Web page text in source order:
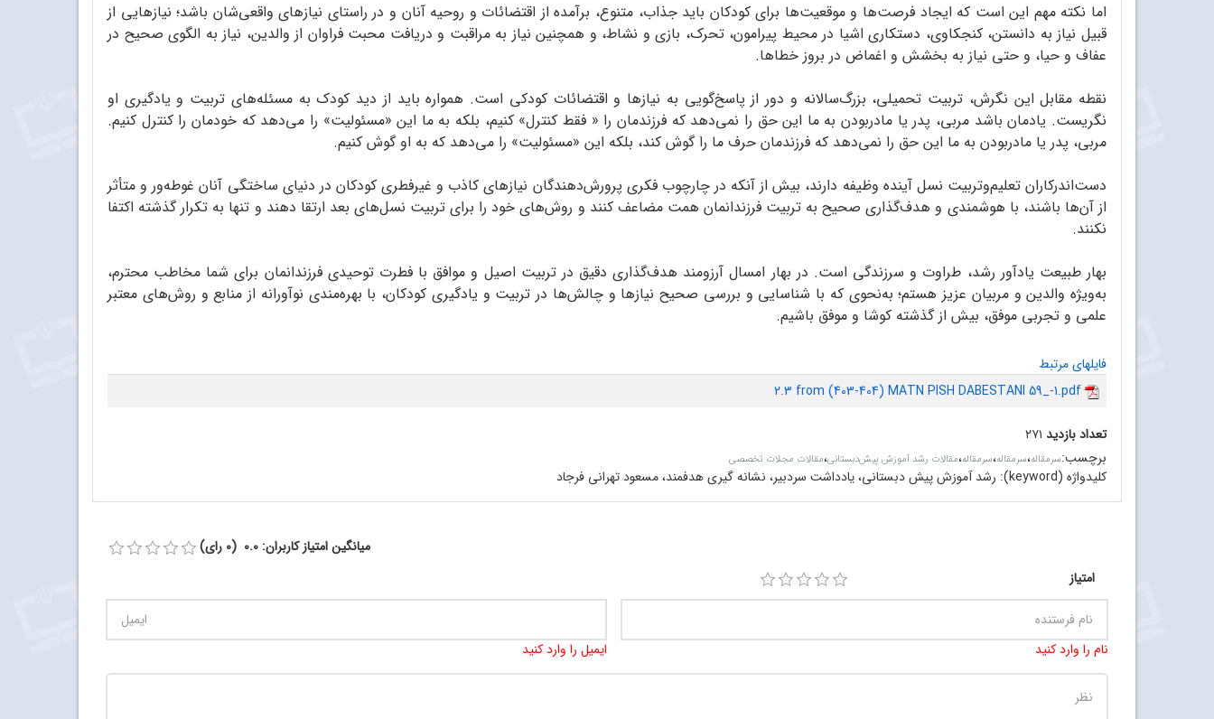
اما نکته مهم این است که ایجاد فرصت‌ها و موقعیت‌ها برای کودکان باید جذاب، متنوع، برآمده از اقتضائات و روحیه آنان و در راستای نیازهای واقعی‌شان باشد؛ نیازهایی از
قبیل نیاز به دانستن، کنجکاوی، دستکاری اشیا در محیط پیرامون، تحرک، بازی و نشاط، و همچنین نیاز به مراقبت و دریافت محبت فراوان از والدین، نیاز به الگوی صحیح در
عفاف و حیا، و حتی نیاز به بخشش و اغماض در بروز خطاها.
نقطه مقابل این نگرش، تربیت تحمیلی، بزرگ‌سالانه و دور از پاسخ‌گویی به نیازها و اقتضائات کودکی است. همواره باید از دید کودک به مسئله‌های تربیت و یادگیری او
نگریست. یادمان باشد مربی، پدر یا مادر‌بودن به ما این حق را نمی‌دهد که فرزندمان را « فقط کنترل» کنیم، بلکه به ما این «مسئولیت» را می‌دهد که خودمان را کنترل کنیم.‌
مربی، پدر یا مادر‌بودن به ما این حق را نمی‌دهد که فرزندمان حرف ما را گوش کند، بلکه این «مسئولیت» را می‌دهد که به او گوش کنیم.
دست‌اندرکاران تعلیم‌و‌تربیت نسل آینده وظیفه دارند، بیش از آنکه در چارچوب فکری پرورش‌دهندگان نیازهای کاذب و غیر‌فطری کودکان در دنیای ساختگی آنان غوطه‌ور و متأثر
از آن‌ها باشند، با هوشمندی و هدف‌گذاری صحیح به تربیت فرزندانمان همت مضاعف کنند و‌ روش‌های خود را برای تربیت نسل‌های بعد ارتقا دهند و تنها به تکرار گذشته اکتفا
نکنند.
بهار طبیعت یادآور رشد، طراوت و سرزندگی است. در بهار امسال آرزومند هدف‌گذاری دقیق در تربیت اصیل و موافق با فطرت توحیدی فرزندانمان برای شما مخاطب محترم،
به‌ویژه والدین و مربیان عزیز هستم؛ به‌نحوی که با شناسایی و بررسی صحیح نیازها و چالش‌ها در تربیت و یادگیری کودکان، با بهره‌مندی نوآورانه از منابع و روش‌های معتبر
علمی و تجربی موفق، بیش از گذشته کوشا و موفق باشیم.
فایلهای مرتبط
2.3 from (403-404) MATN PISH DABESTANI 59_-1.pdf
تعداد بازدید ۲۷۱
برچسب:سرمقاله‌،سرمقاله،سرمقاله،مقالات رشد آموزش پیش‌دبستانی،مقالات مجلات تخصصی
کلیدواژه (keyword): رشد آموزش پیش دبستانی، یادداشت سردبیر، نشانه گیری هدفمند، مسعود تهرانی فرجاد
میانگین امتیاز کاربران: 0.0 (0 رای)
امتیاز
نام را وارد کنید ایمیل را وارد کنید